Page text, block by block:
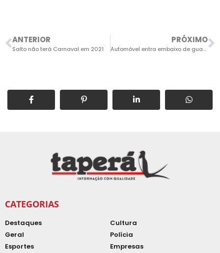
ANTERIOR
Salto não terá Carnaval em 2021
PRÓXIMO
Automóvel entra embaixo de guard-rail na Rodovia SP-75
CATEGORIAS
Destaques
Geral
Esportes
Cultura
Polícia
Empresas